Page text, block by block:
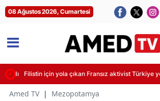
08 Ağustos 2026, Cumartesi
Filistin için yola çıkan Fransız aktivist Türkiye
Amed TV | Mezopotamya